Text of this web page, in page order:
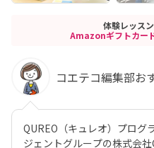
体験レッス
Amazonギフトカー
コエテコ編集部お
QUREO（キュレオ）プログ
ジェントグループの株式会